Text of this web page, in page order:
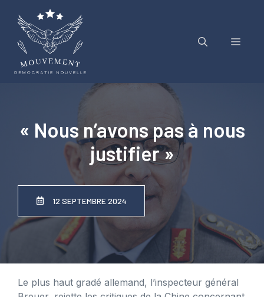
contenu
Menu
« Nous n’avons pas à nous
justifier »
12 SEPTEMBRE 2024
Le plus haut gradé allemand, l’inspecteur général